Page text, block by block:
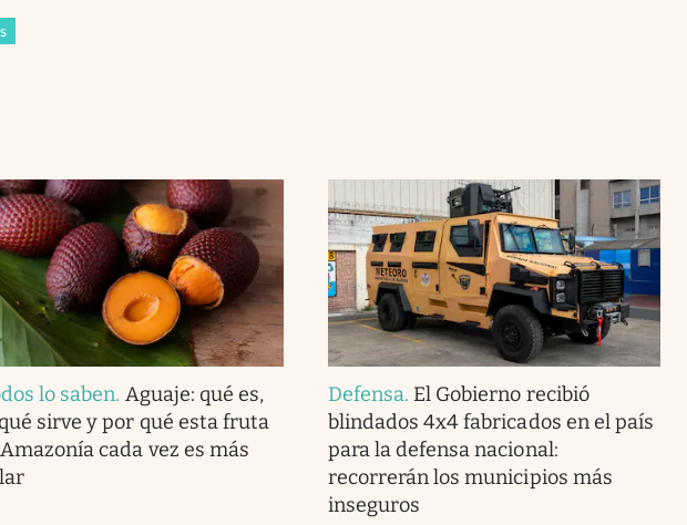
lo saben. Aguaje: qué es,
sirve y por qué esta fruta
cada vez es más
Defensa. El Gobierno recibió
blindados 4x4 fabricados en el país
para la defensa nacional:
recorrerán los municipios más
inseguros